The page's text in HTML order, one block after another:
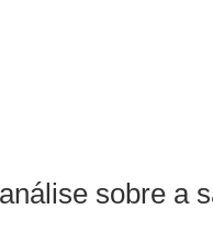
sobre a